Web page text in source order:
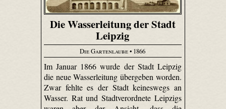
Die Wasserleitung der Stadt
Leipzig
Die Gartenlaube• 1866
Im Januar 1866 wurde der Stadt Leipzig
die neue Wasserleitung übergeben worden.
Zwar fehlte es der Stadt keineswegs an
Wasser. Rat und Stadtverordnete Leipzigs